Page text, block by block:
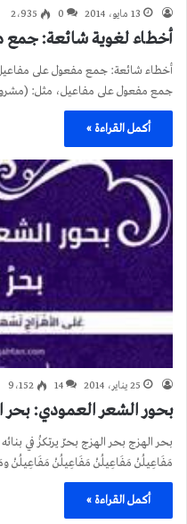
13 مايو، 2014 0 2٬935
أخطاء لغوية شائعة: جمع
أخطاء شائعة: جمع مفعول على مفاعيل
جمع مفعول على مفاعيل، مثل:
أكمل القراءة »
25 يناير، 2014 14 9٬152
بحور الشعر العمودي: بحر
بحر الهزج بحر الهزج بحرٌ يرتكزُ في
مَفَاعِيلُنْ مَفَاعِيلُنْ مَفَاعِيلُنْ مَفَاعِيلُنْ
أكمل القراءة »